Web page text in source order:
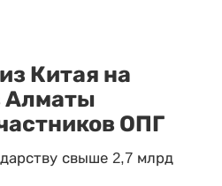
Китая на
Алматы
ОПГ
свыше 2,7 млрд